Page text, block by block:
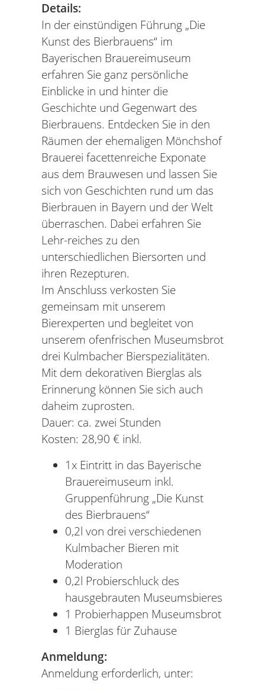
Details:
In der einstündigen Führung „Die
Kunst des Bierbrauens“ im
Bayerischen Brauereimuseum
erfahren Sie ganz persönliche
Einblicke in und hinter die
Geschichte und Gegenwart des
Bierbrauens. Entdecken Sie in den
Räumen der ehemaligen Mönchshof
Brauerei facettenreiche Exponate
aus dem Brauwesen und lassen Sie
sich von Geschichten rund um das
Bierbrauen in Bayern und der Welt
überraschen. Dabei erfahren Sie
Lehr-reiches zu den
unterschiedlichen Biersorten und
ihren Rezepturen.
Im Anschluss verkosten Sie
gemeinsam mit unserem
Bierexperten und begleitet von
unserem ofenfrischen Museumsbrot
drei Kulmbacher Bierspezialitäten.
Mit dem dekorativen Bierglas als
Erinnerung können Sie sich auch
daheim zuprosten.
Dauer: ca. zwei Stunden
Kosten: 28,90 € inkl.
1x Eintritt in das Bayerische
Brauereimuseum inkl.
Gruppenführung „Die Kunst
des Bierbrauens“
0,2l von drei verschiedenen
Kulmbacher Bieren mit
Moderation
0,2l Probierschluck des
hausgebrauten Museumsbieres
1 Probierhappen Museumsbrot
1 Bierglas für Zuhause
Anmeldung:
Anmeldung erforderlich, unter: